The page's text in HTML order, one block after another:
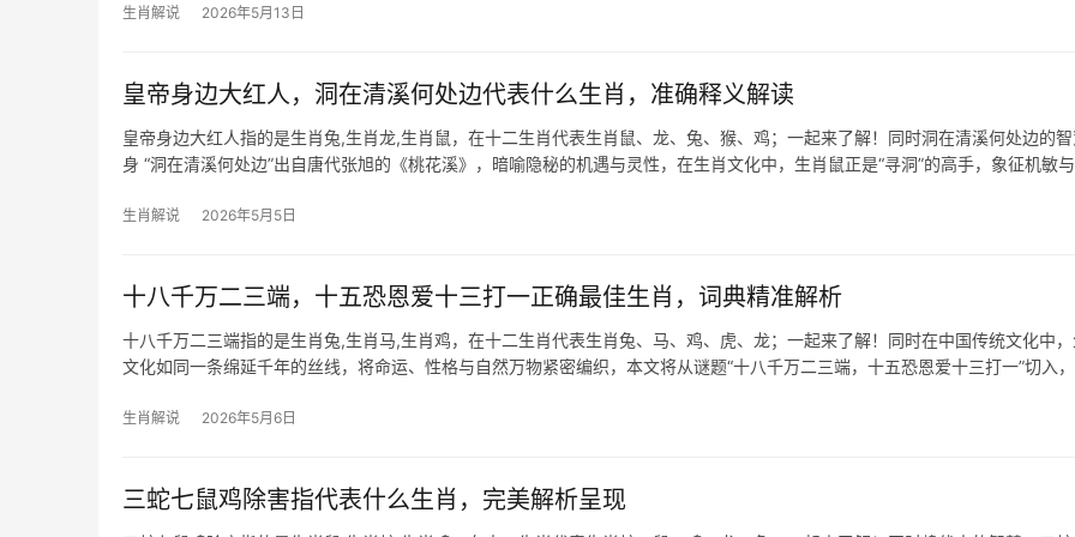
生肖解说 2026年5月13日
皇帝身边大红人，洞在清溪何处边代表什么生肖，准确释义解读
皇帝身边大红人指的是生肖兔,生肖龙,生肖鼠，在十二生肖代表生肖鼠、龙、兔、猴、鸡；一起来了解！同时洞在清溪何处边的
身 “洞在清溪何处边”出自唐代张旭的《桃花溪》，暗喻隐秘的机遇与灵性，在生肖文化中，生肖鼠正是“寻洞”的高手，象征机敏
生肖解说 2026年5月5日
十八千万二三端，十五恐恩爱十三打一正确最佳生肖，词典精准解析
十八千万二三端指的是生肖兔,生肖马,生肖鸡，在十二生肖代表生肖兔、马、鸡、虎、龙；一起来了解！同时在中国传统文化中
文化如同一条绵延千年的丝线，将命运、性格与自然万物紧密编织，本文将从谜题“十八千万二三端，十五恐恩爱十三打一”切入
生肖解说 2026年5月6日
三蛇七鼠鸡除害指代表什么生肖，完美解析呈现